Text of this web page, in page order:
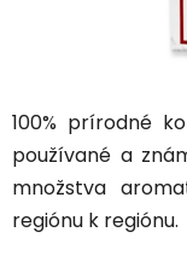
100% prírodné
používané a
množstva
regiónu k regiónu.